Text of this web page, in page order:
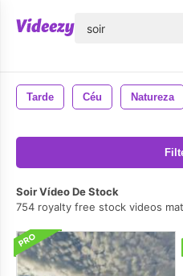
Tarde Céu Natureza
Soir Vídeo De Stock
754 royalty free stock videos